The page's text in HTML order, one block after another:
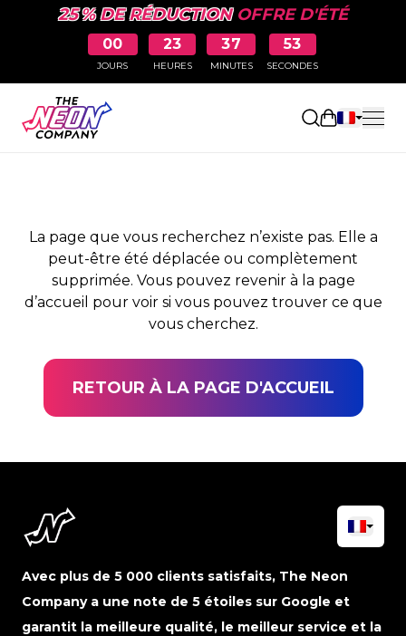
25 % DE RÉDUCTIONOFFRE D'ÉTÉ
00
JOURS
23
HEURES
37
MINUTES
53
SECONDES
Ouvrir le
PAGE NON TROUVÉE
La page que vous recherchez n’existe pas. Elle a
peut-être été déplacée ou complètement
supprimée. Vous pouvez revenir à la page
d’accueil pour voir si vous pouvez trouver ce que
vous cherchez.
RETOUR À LA PAGE D'ACCUEIL
Avec plus de 5 000 clients satisfaits, The Neon
Company a une note de 5 étoiles sur Google et
garantit la meilleure qualité, le meilleur service et la